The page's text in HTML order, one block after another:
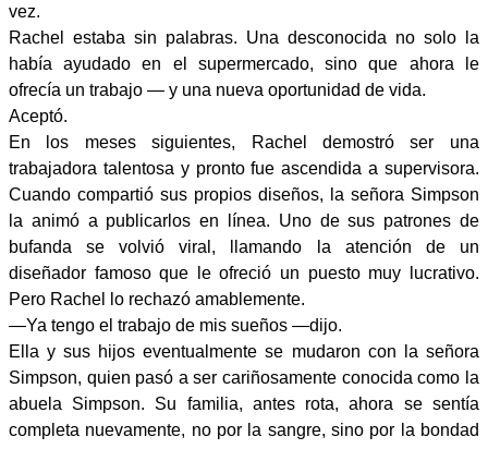
vez.
Rachel estaba sin palabras. Una desconocida no solo la
había ayudado en el supermercado, sino que ahora le
ofrecía un trabajo — y una nueva oportunidad de vida.
Aceptó.
En los meses siguientes, Rachel demostró ser una
trabajadora talentosa y pronto fue ascendida a supervisora.
Cuando compartió sus propios diseños, la señora Simpson
la animó a publicarlos en línea. Uno de sus patrones de
bufanda se volvió viral, llamando la atención de un
diseñador famoso que le ofreció un puesto muy lucrativo.
Pero Rachel lo rechazó amablemente.
—Ya tengo el trabajo de mis sueños —dijo.
Ella y sus hijos eventualmente se mudaron con la señora
Simpson, quien pasó a ser cariñosamente conocida como la
abuela Simpson. Su familia, antes rota, ahora se sentía
completa nuevamente, no por la sangre, sino por la bondad